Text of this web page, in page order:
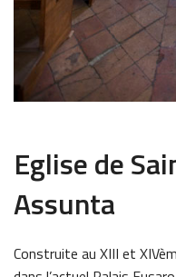
Eglise de
Assunta
Construite au XIII et